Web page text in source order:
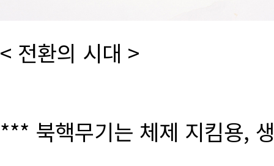
< 전환의 시대 >
*** 북핵무기는 체제 지킴용,